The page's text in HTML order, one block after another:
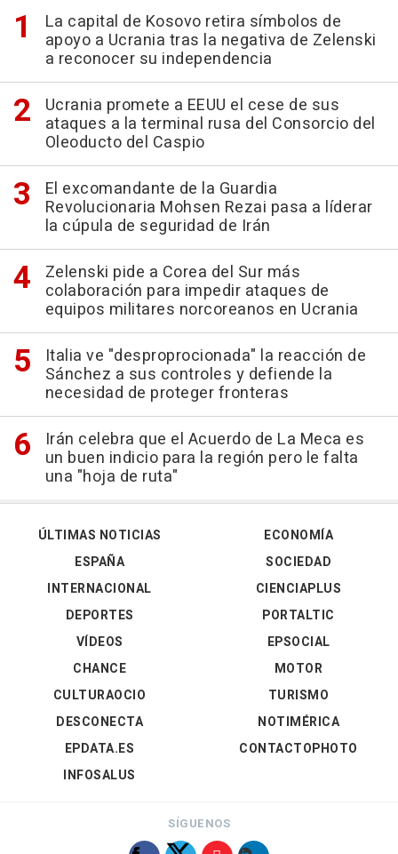
La capital de Kosovo retira símbolos de
apoyo a Ucrania tras la negativa de Zelenski
a reconocer su independencia
Ucrania promete a EEUU el cese de sus
ataques a la terminal rusa del Consorcio del
Oleoducto del Caspio
El excomandante de la Guardia
Revolucionaria Mohsen Rezai pasa a líderar
la cúpula de seguridad de Irán
Zelenski pide a Corea del Sur más
colaboración para impedir ataques de
equipos militares norcoreanos en Ucrania
Italia ve "desproprocionada" la reacción de
Sánchez a sus controles y defiende la
necesidad de proteger fronteras
Irán celebra que el Acuerdo de La Meca es
un buen indicio para la región pero le falta
una "hoja de ruta"
ÚLTIMAS NOTICIAS
ESPAÑA
INTERNACIONAL
DEPORTES
VÍDEOS
ECONOMÍA
SOCIEDAD
CIENCIAPLUS
PORTALTIC
EPSOCIAL
CHANCE
CULTURAOCIO
DESCONECTA
EPDATA.ES
INFOSALUS
MOTOR
TURISMO
NOTIMÉRICA
CONTACTOPHOTO
SÍGUENOS